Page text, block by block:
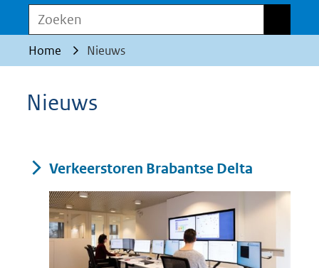
toegestaan
of
geweigerd.
Zoeken
Home Nieuws
Nieuws
Resultaten
Verkeerstoren Brabantse Delta